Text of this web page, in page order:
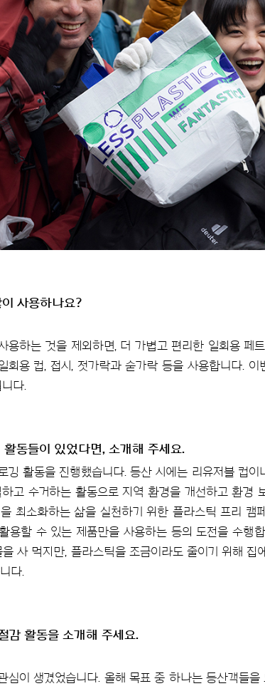
사용하나요?
하는 것을 제외하면, 더 가볍고 편리한 일회용 페
회용 컵, 접시, 젓가락과 숟가락 등을 사용합니다.
다.
동들이 있었다면, 소개해 주세요.
깅 활동을 진행했습니다. 등산 시에는 리유저블 컵이
고 수거하는 활동으로 지역 환경을 개선하고 환경
최소화하는 삶을 실천하기 위한 플라스틱 프리 캠
용할 수 있는 제품만을 사용하는 등의 도전을 수행
사 먹지만, 플라스틱을 조금이라도 줄이기 위해 집
다.
감 활동을 소개해 주세요.
이 생겼었습니다. 올해 목표 중 하나는 등산객들